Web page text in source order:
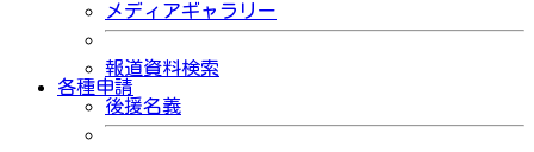
メディアギャラリー
報道資料検索
各種申請
後援名義